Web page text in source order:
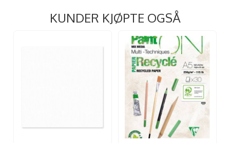
KUNDER KJØPTE OGSÅ